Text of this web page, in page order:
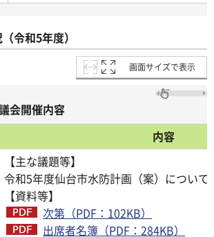
令和5年度）
画面サイズで表示
会開催内容
内容
【主な議題等】
令和5年度仙台市水防計画（案）について
【資料等】
次第（PDF：102KB）
出席者名簿（PDF：284KB）